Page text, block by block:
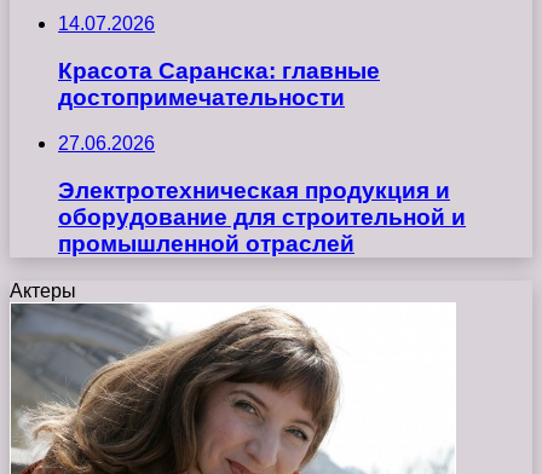
14.07.2026
Красота Саранска: главные
достопримечательности
27.06.2026
Электротехническая продукция и
оборудование для строительной и
промышленной отраслей
Актеры